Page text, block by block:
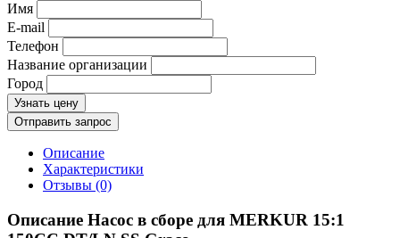
Имя
E-mail
Телефон
Название организации
Город
Узнать цену
Отправить запрос
Описание
Характеристики
Отзывы (0)
Описание Насос в сборе для MERKUR 15:1